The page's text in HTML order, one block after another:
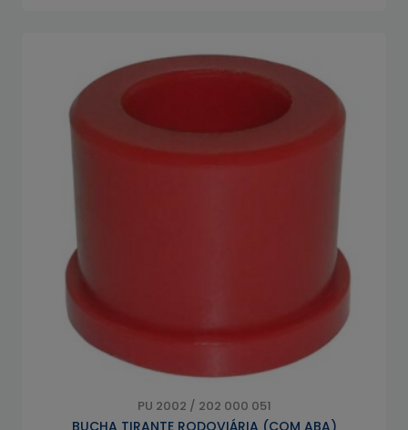
PU 2002 / 202 000 051
BUCHA TIRANTE RODOVIÁRIA (COM ABA)